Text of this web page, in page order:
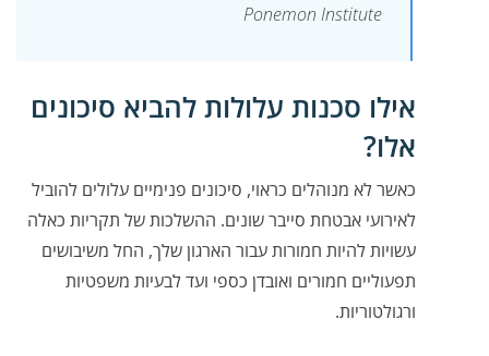
Ponemon Institute
אילו סכנות עלולות להביא סיכונים
אלו?
כאשר לא מנוהלים כראוי, סיכונים פנימיים עלולים להוביל
לאירועי אבטחת סייבר שונים. ההשלכות של תקריות כאלה
עשויות להיות חמורות עבור הארגון שלך, החל משיבושים
תפעוליים חמורים ואובדן כספי ועד לבעיות משפטיות
ורגולטוריות.